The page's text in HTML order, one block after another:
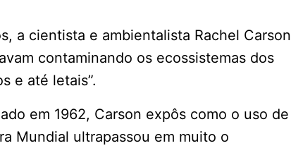
a cientista e ambientalista Rachel Carson
contaminando os ecossistemas dos
e até letais”.
em 1962, Carson expôs como o uso de
Mundial ultrapassou em muito o